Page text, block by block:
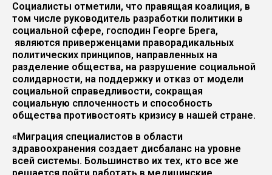
Социалисты отметили, что правящая коалиция, в
том числе руководитель разработки политики в
социальной сфере, господин Георге Брега,
являются приверженцами праворадикальных
политических принципов, направленных на
разделение общества, на разрушение социальной
солидарности, на поддержку и отказ от модели
социальной справедливости, сокращая
социальную сплоченность и способность
общества противостоять кризису в нашей стране.
«Миграция специалистов в области
здравоохранения создает дисбаланс на уровне
всей системы. Большинство их тех, кто все же